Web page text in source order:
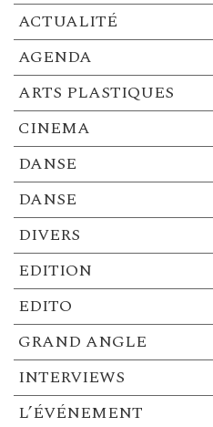
ACTUALITÉ
AGENDA
ARTS PLASTIQUES
CINEMA
DANSE
DANSE
DIVERS
EDITION
EDITO
GRAND ANGLE
INTERVIEWS
L’ÉVÉNEMENT